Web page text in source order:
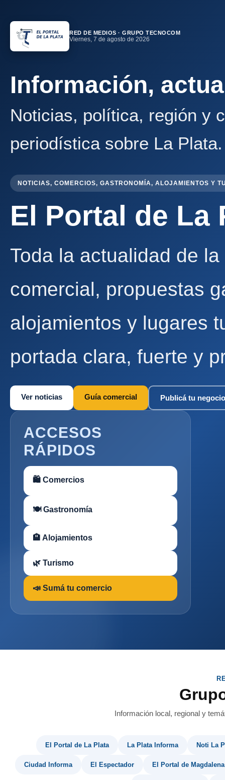
RED DE MEDIOS · GRUPO TECNOCOM
Viernes, 7 de agosto de 2026
Información,
Noticias, política, región y
periodística sobre La Plata.
NOTICIAS, COMERCIOS, GASTRONOMÍA, ALOJAMIENTOS Y
El Portal de La
Toda la actualidad de
comercial, propuestas
alojamientos y lugares
portada clara, fuerte y
Ver noticias Guía comercial Publicá tu negocio
ACCESOS
RÁPIDOS
🛍 Comercios
🍽 Gastronomía
🏨 Alojamientos
🌿 Turismo
📣 Sumá tu comercio
Información local, regional y
El Portal de La Plata La Plata Informa Noti La
Ciudad Informa El Espectador El Portal de Magdalena